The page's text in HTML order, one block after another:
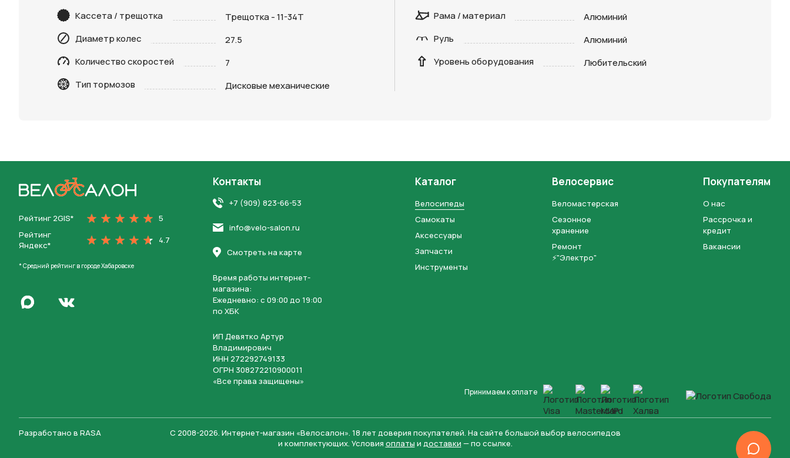
Кассета / трещотка
Трещотка - 11-34Т
Диаметр колес
27.5
Количество скоростей
7
Тип тормозов
Дисковые механические
Рама / материал
Алюминий
Руль
Алюминий
Уровень оборудования
Любительский
Рейтинг 2GIS*
5
Рейтинг
Яндекс*
4.7
* Средний рейтинг в городе Хабаровске
Написать в MaxПерейти во Вконтакте
Контакты
+7 (909) 823-66-53
info@velo-salon.ru
Смотреть на карте
Время работы интернет-
магазина:
Ежедневно: c 09:00 до 19:00
по ХБК
ИП Девятко Артур
Владимирович
ИНН 272292749133
ОГРН 308272210900011
«Все права защищены»
Каталог
Велосипеды
Самокаты
Аксессуары
Запчасти
Инструменты
Велосервис
Веломастерская
Сезонное
хранение
Ремонт
⚡"Электро"
Покупателям
О нас
Рассрочка и
кредит
Вакансии
Принимаем к оплате
Разработано в RASA С 2008-2026. Интернет-магазин «Велосалон». 18 лет доверия покупателей. На сайте большой выбор велосипедов
и комплектующих. Условия оплаты и доставки — по ссылке.
Нажимая на кнопку “Отправить заявку”, вы даетесогласие на обработку
персональных данных и соглашаетесь с политикой конфиденциальности